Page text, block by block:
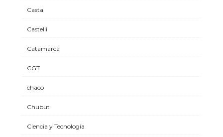
Casta
Castelli
Catamarca
CGT
chaco
Chubut
Ciencia y Tecnología